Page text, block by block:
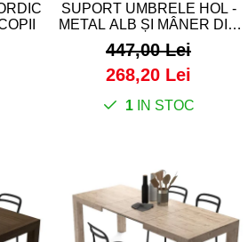
SUPORT UMBRELE HOL -
METAL ALB ȘI MÂNER DIN
LEMN DE STEJAR -
BELLWOOD
447,00 Lei
268,20 Lei
1IN STOC